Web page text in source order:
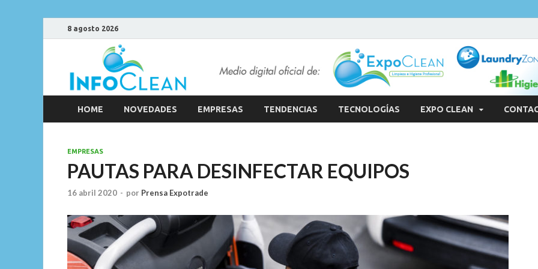
8 agosto 2026
HOME NOVEDADES EMPRESAS TENDENCIAS TECNOLOGÍAS EXPO CLEAN
EMPRESAS
PAUTAS PARA DESINFECTAR EQUIPOS
16 abril 2020 - por Prensa Expotrade